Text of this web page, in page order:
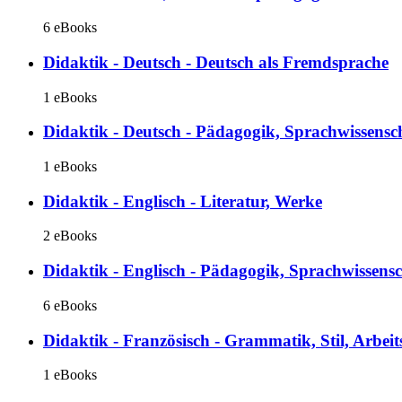
6 eBooks
Didaktik - Deutsch - Deutsch als Fremdsprache
1 eBooks
Didaktik - Deutsch - Pädagogik,
1 eBooks
Didaktik - Englisch - Literatur, Werke
2 eBooks
Didaktik - Englisch - Pädagogik,
6 eBooks
Didaktik - Französisch - Grammatik, Stil,
1 eBooks